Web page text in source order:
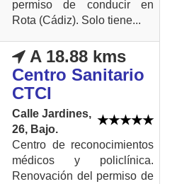
permiso de conducir en
Rota (Cádiz). Solo tiene...
A 18.88 kms
Centro Sanitario
CTCI
Calle Jardines,
26, Bajo.
Centro de reconocimientos
médicos y policlínica.
Renovación del permiso de